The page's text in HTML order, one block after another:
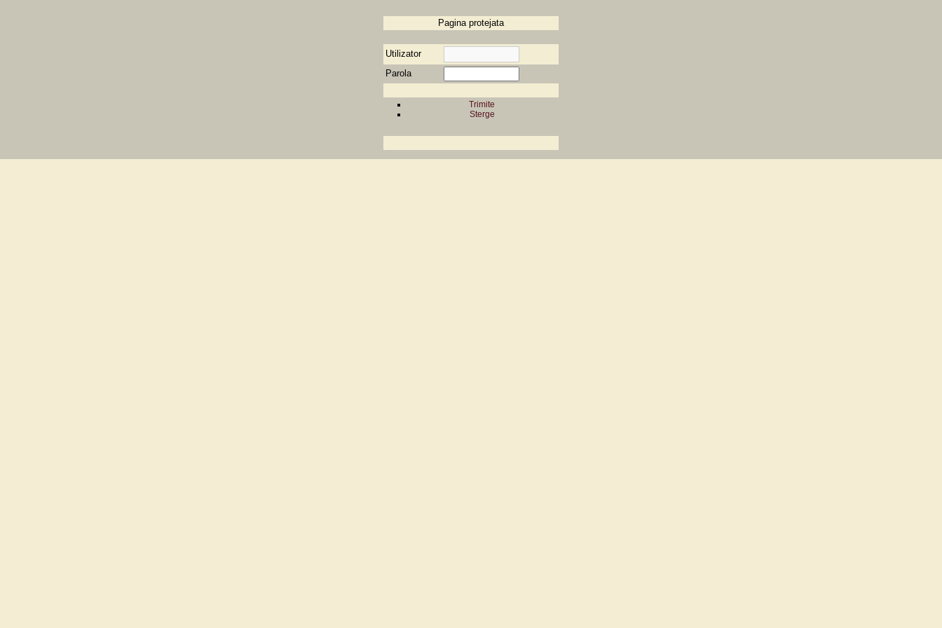
Pagina protejata
Utilizator
Parola
Trimite
Sterge